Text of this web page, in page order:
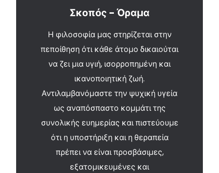
Σκοπός - Όραμα
Η φιλοσοφία μας στηρίζεται στην
πεποίθηση ότι κάθε άτομο δικαιούται
να ζει μια υγιή, ισορροπημένη και
ικανοποιητική ζωή.
Αντιλαμβανόμαστε την ψυχική υγεία
ως αναπόσπαστο κομμάτι της
συνολικής ευημερίας και πιστεύουμε
ότι η υποστήριξη και η θεραπεία
πρέπει να είναι προσβάσιμες,
εξατομικευμένες και